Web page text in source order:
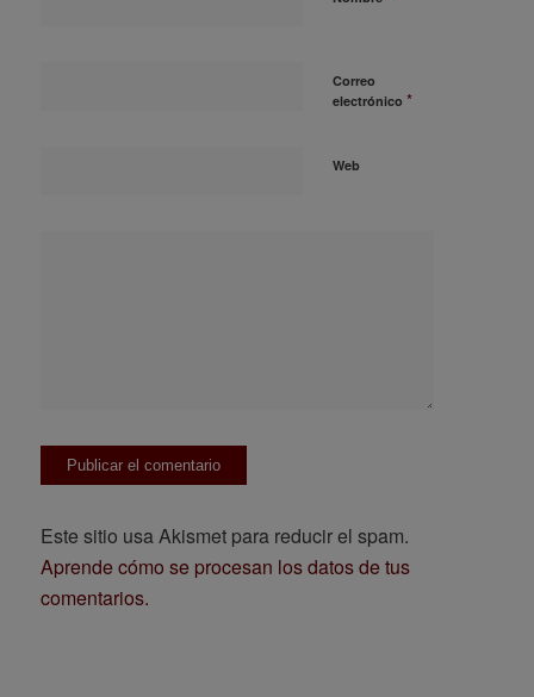
Correo
electrónico *
Web
Este sitio usa Akismet para reducir el spam.
Aprende cómo se procesan los datos de tus
comentarios.